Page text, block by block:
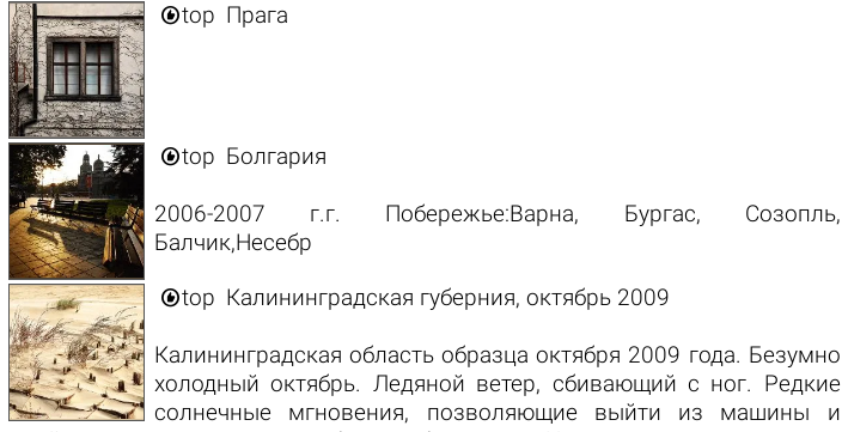
top Прага
top Болгария
2006-2007 г.г. Побережье:Варна, Бургас, Созопль,
Балчик,Несебр
top Калининградская губерния, октябрь 2009
Калининградская область образца октября 2009 года. Безумно
холодный октябрь. Ледяной ветер, сбивающий с ног. Редкие
солнечные мгновения, позволяющие выйти из машины и